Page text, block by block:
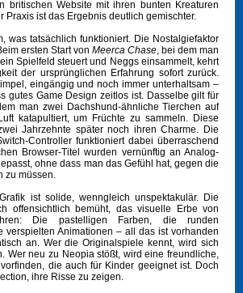
britischen Website mit ihren bunten Kreaturen
Praxis ist das Ergebnis deutlich gemischter.
was tatsächlich funktioniert. Die Nostalgiefaktor
ersten Start von Meerca Chase, bei dem man
Spielfeld steuert und Neggs einsammelt, kehrt
der ursprünglichen Erfahrung sofort zurück.
eingängig und noch immer unterhaltsam –
gutes Game Design zeitlos ist. Dasselbe gilt für
man zwei Dachshund-ähnliche Tierchen auf
katapultiert, um Früchte zu sammeln. Diese
Jahrzehnte später noch ihren Charme. Die
Controller funktioniert dabei überraschend
Browser-Titel wurden vernünftig an Analog-
ohne dass man das Gefühl hat, gegen die
zu müssen.
ist solide, wenngleich unspektakulär. Die
offensichtlich bemüht, das visuelle Erbe von
Die pastelligen Farben, die runden
verspielten Animationen – all das ist vorhanden
an. Wer die Originalspiele kennt, wird sich
Wer neu zu Neopia stößt, wird eine freundliche,
die auch für Kinder geeignet ist. Doch
ihre Risse zu zeigen.